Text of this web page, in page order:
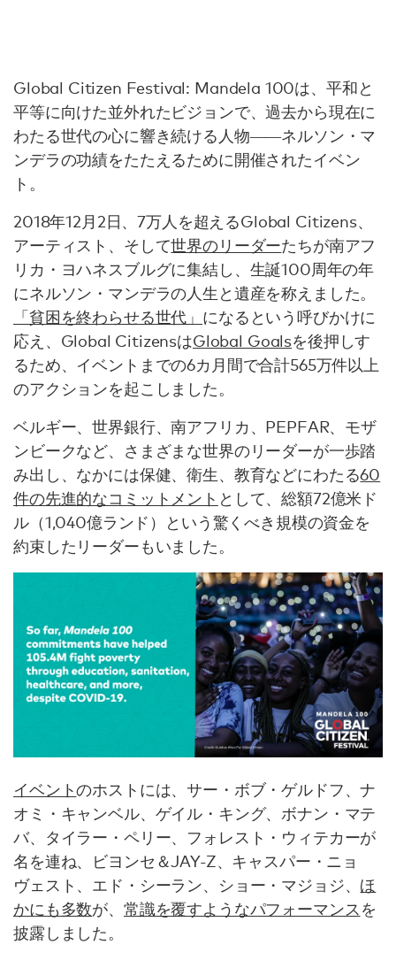
Global Citizen Festival: Mandela 100は、平和と
平等に向けた並外れたビジョンで、過去から現在に
わたる世代の心に響き続ける人物――ネルソン・マ
ンデラの功績をたたえるために開催されたイベン
ト。
2018年12月2日、7万人を超えるGlobal Citizens、
アーティスト、そして世界のリーダーたちが南アフ
リカ・ヨハネスブルグに集結し、生誕100周年の年
にネルソン・マンデラの人生と遺産を称えました。
「貧困を終わらせる世代」 になるという呼びかけに
応え、Global CitizensはGlobal Goalsを後押しす
るため、イベントまでの6カ月間で合計565万件以上
のアクションを起こしました。
ベルギー、世界銀行、南アフリカ、PEPFAR、モザ
ンビークなど、さまざまな世界のリーダーが一歩踏
み出し、なかには保健、衛生、教育などにわたる60
件の先進的なコミットメント として、総額72億米ド
ル（1,040億ランド）という驚くべき規模の資金を
約束したリーダーもいました。
イベントのホストには、サー・ボブ・ゲルドフ、ナ
オミ・キャンベル、ゲイル・キング、ボナン・マテ
バ、タイラー・ペリー、フォレスト・ウィテカーが
名を連ね、ビヨンセ＆JAY-Z、キャスパー・ニョ
ヴェスト、エド・シーラン、ショー・マジョジ、 ほ
かにも多数が、 常識を覆すようなパフォーマンス を
披露しました。